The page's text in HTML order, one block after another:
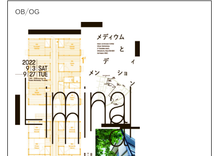
OB/OG